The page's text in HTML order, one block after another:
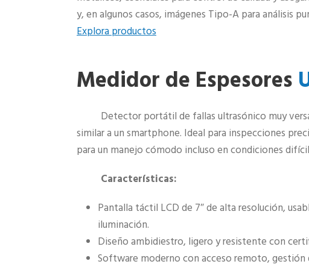
y, en algunos casos, imágenes Tipo-A para análisis
Explora productos
Medidor de Espesores
Detector portátil de fallas ultrasónico muy
similar a un smartphone. Ideal para inspecciones
para un manejo cómodo incluso en condiciones
Características:
Pantalla táctil LCD de 7″ de alta resolución,
iluminación.
Diseño ambidiestro, ligero y resistente con
Software moderno con acceso remoto,